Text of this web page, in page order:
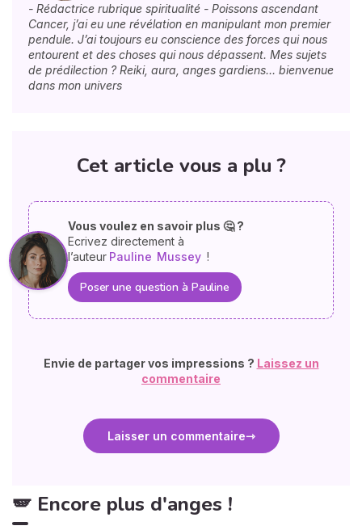
- Rédactrice rubrique spiritualité - Poissons ascendant
Cancer, j’ai eu une révélation en manipulant mon premier
pendule. J’ai toujours eu conscience des forces qui nous
entourent et des choses qui nous dépassent. Mes sujets
de prédilection ? Reiki, aura, anges gardiens… bienvenue
dans mon univers
Cet article vous a plu ?
Vous voulez en savoir plus 🤔 ?
Ecrivez directement à
l’auteur Pauline Mussey !
Poser une question à Pauline
Envie de partager vos impressions ? Laissez un
commentaire
Laisser un commentaire
🪽 Encore plus d'anges !